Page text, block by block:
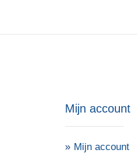
Mijn account
Mijn account